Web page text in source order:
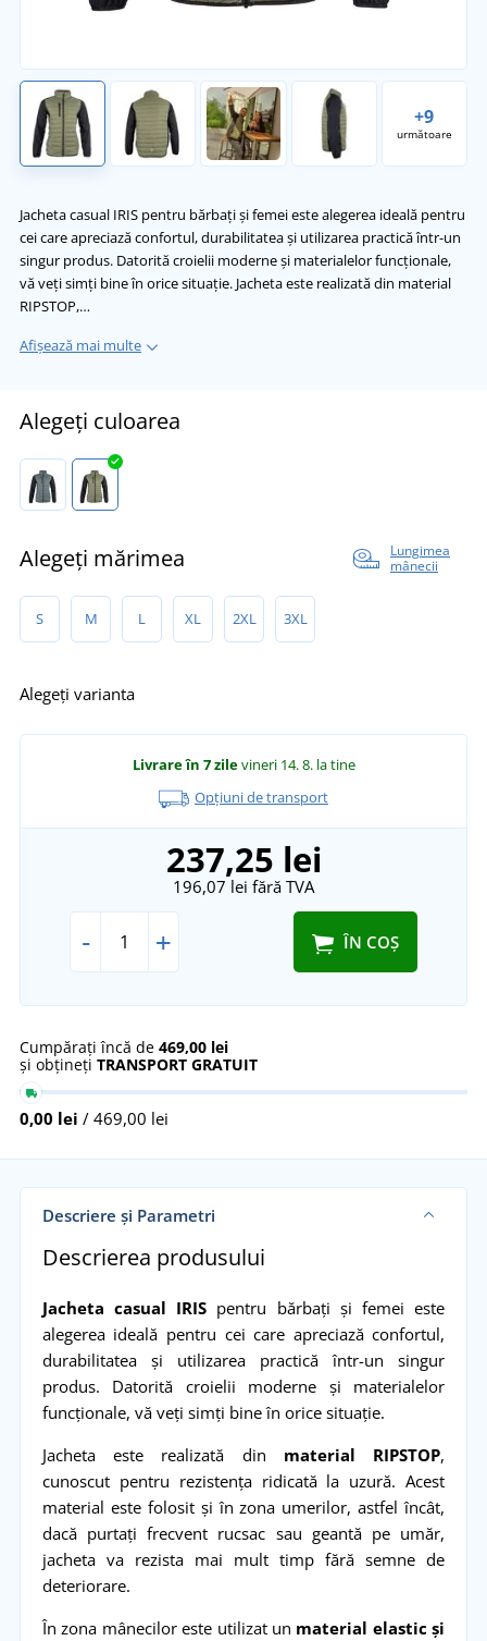
+9
următoare
Jacheta casual IRIS pentru bărbați și femei este alegerea ideală pentru
cei care apreciază confortul, durabilitatea și utilizarea practică într-un
singur produs. Datorită croielii moderne și materialelor funcționale,
vă veți simți bine în orice situație. Jacheta este realizată din material
RIPSTOP,…
Afișează mai multe
Alegeți culoarea
Alegeți mărimea
Lungimea
mânecii
S M L XL 2XL 3XL
Alegeți varianta
Livrare în 7 zilevineri 14. 8. la tine
Opțiuni de transport
237,25 lei
196,07 lei fără TVA
- + ÎN COȘ
Cumpărați încă de 469,00 lei
și obțineți TRANSPORT GRATUIT
0,00 lei / 469,00 lei
Descriere și Parametri
Descrierea produsului
Jacheta casual IRIS pentru bărbați și femei este
alegerea ideală pentru cei care apreciază confortul,
durabilitatea și utilizarea practică într-un singur
produs. Datorită croielii moderne și materialelor
funcționale, vă veți simți bine în orice situație.
Jacheta este realizată din material RIPSTOP,
cunoscut pentru rezistența ridicată la uzură. Acest
material este folosit și în zona umerilor, astfel încât,
dacă purtați frecvent rucsac sau geantă pe umăr,
jacheta va rezista mai mult timp fără semne de
deteriorare.
În zona mânecilor este utilizat un material elastic și